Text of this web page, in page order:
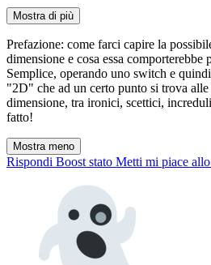
Mostra di più
Prefazione: come farci capire la
dimensione e cosa essa comporterebbe
Semplice, operando uno switch e
"2D" che ad un certo punto si trova alle
dimensione, tra ironici, scettici,
fatto!
Mostra meno
Rispondi Boost stato Metti mi piace